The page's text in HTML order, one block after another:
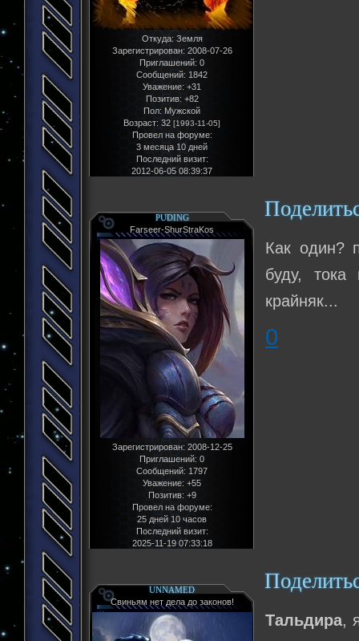
Откуда: Земля
Зарегистрирован: 2008-07-26
Приглашений: 0
Сообщений: 1842
Уважение: +31
Позитив: +82
Пол: Мужской
Возраст: 32 [1993-11-05]
Провел на форуме:
3 месяца 10 дней
Последний визит:
2012-06-05 08:39:37
PUDING
Farseer-ShurStraKos
Зарегистрирован: 2008-12-25
Приглашений: 0
Сообщений: 1797
Уважение: +55
Позитив: +9
Провел на форуме:
25 дней 10 часов
Последний визит:
2025-11-19 07:33:18
Как один?
буду,
крайняк...
0
UNNAMED
Свиньям нет дела до законов!
Тальдира,